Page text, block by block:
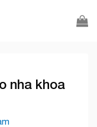
nha khoa